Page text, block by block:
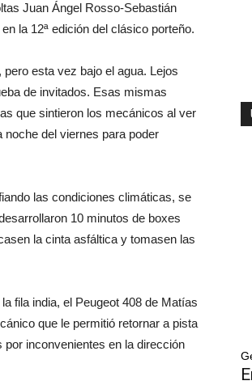
Juan Ángel Rosso-Sebastián
la 12ª edición del clásico porteño.
esta vez bajo el agua. Lejos
de invitados. Esas mismas
que sintieron los mecánicos al ver
noche del viernes para poder
las condiciones climáticas, se
10 minutos de boxes
la cinta asfáltica y tomasen las
fila india, el Peugeot 408 de Matías
que le permitió retornar a pista
inconvenientes en la dirección